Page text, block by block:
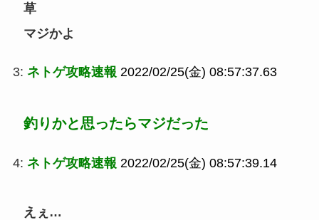
草
マジかよ
3: ネトゲ攻略速報 2022/02/25(金) 08:57:37.63
釣りかと思ったらマジだった
4: ネトゲ攻略速報 2022/02/25(金) 08:57:39.14
えぇ…